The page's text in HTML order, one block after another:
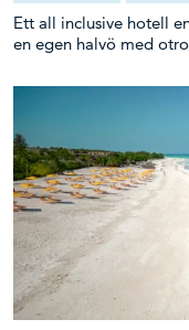
Ett all inclusive hotell
en egen halvö med